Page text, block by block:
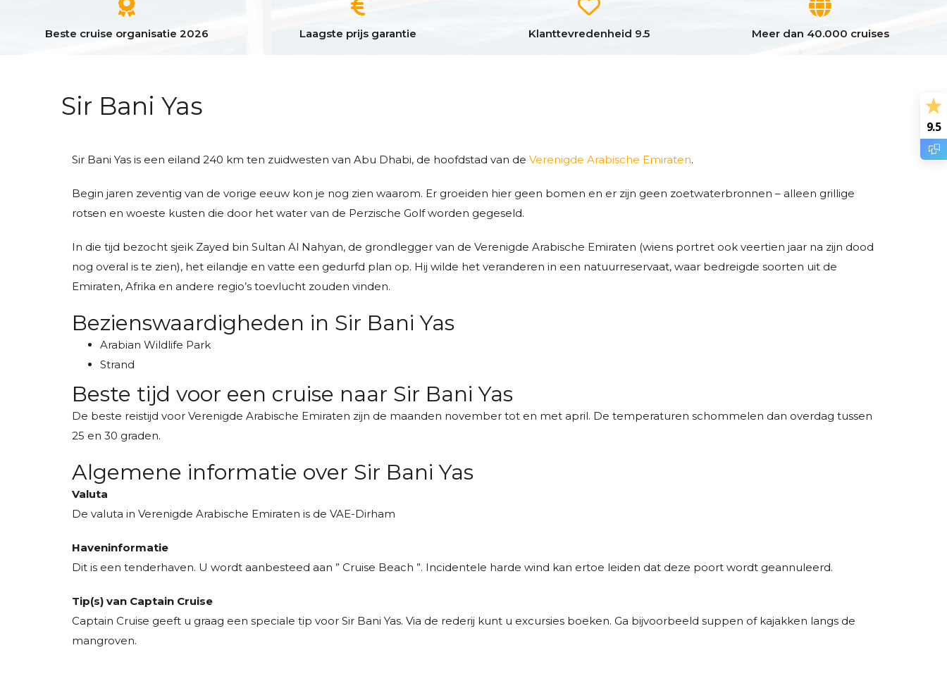
Beste cruise organisatie 2026 Laagste prijs garantie Klanttevredenheid 9.5 Meer dan 40.000 cruises
Sir Bani Yas
Sir Bani Yas is een eiland 240 km ten zuidwesten van Abu Dhabi, de hoofdstad van de Verenigde Arabische Emiraten.
Begin jaren zeventig van de vorige eeuw kon je nog zien waarom. Er groeiden hier geen bomen en er zijn geen zoetwaterbronnen – alleen grillige
rotsen en woeste kusten die door het water van de Perzische Golf worden gegeseld.
In die tijd bezocht sjeik Zayed bin Sultan Al Nahyan, de grondlegger van de Verenigde Arabische Emiraten (wiens portret ook veertien jaar na zijn dood
nog overal is te zien), het eilandje en vatte een gedurfd plan op. Hij wilde het veranderen in een natuurreservaat, waar bedreigde soorten uit de
Emiraten, Afrika en andere regio’s toevlucht zouden vinden.
Bezienswaardigheden in Sir Bani Yas
Arabian Wildlife Park
Strand
Beste tijd voor een cruise naar Sir Bani Yas
De beste reistijd voor Verenigde Arabische Emiraten zijn de maanden november tot en met april. De temperaturen schommelen dan overdag tussen
25 en 30 graden.
Algemene informatie over Sir Bani Yas
Valuta
De valuta in Verenigde Arabische Emiraten is de VAE-Dirham
Haveninformatie
Dit is een tenderhaven. U wordt aanbesteed aan ” Cruise Beach ”. Incidentele harde wind kan ertoe leiden dat deze poort wordt geannuleerd.
Tip(s) van Captain Cruise
Captain Cruise geeft u graag een speciale tip voor Sir Bani Yas. Via de rederij kunt u excursies boeken. Ga bijvoorbeeld suppen of kajakken langs de
mangroven.
9.5